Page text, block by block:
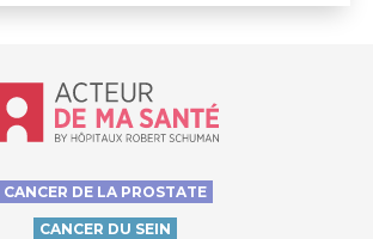
Accueil - Acteur de ma santé, by
CANCER DE LA PROSTATE
CANCER DU SEIN